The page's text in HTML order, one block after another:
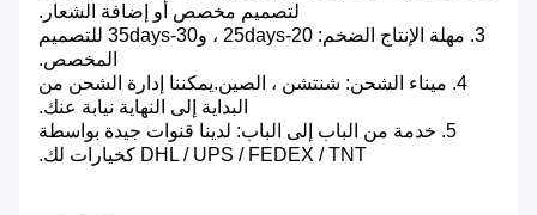
لتصميم مخصص أو إضافة الشعار.
3. مهلة الإنتاج الضخم: 20-25days ، و30-35days للتصميم
المخصص.
4. ميناء الشحن: شنتشن ، الصين.يمكننا إدارة الشحن من
البداية إلى النهاية نيابة عنك.
5. خدمة من الباب إلى الباب: لدينا قنوات جيدة بواسطة
DHL / UPS / FEDEX / TNT كخيارات لك.